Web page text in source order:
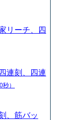
リーチ、四
連刻、四連
秒）
、筋バッ